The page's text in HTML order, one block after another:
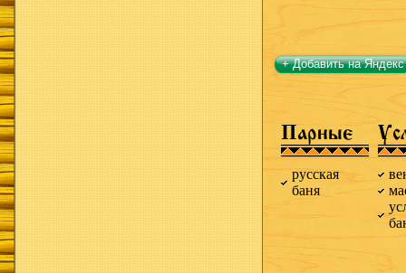
+ Добавить на Яндекс
Парные
русская
баня